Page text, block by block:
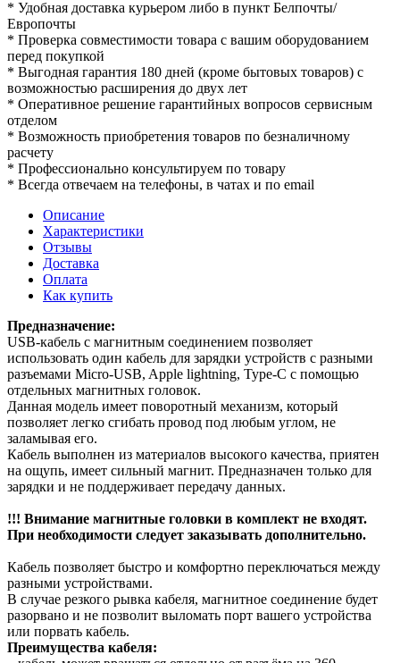
* Удобная доставка курьером либо в пункт Белпочты/
Европочты
* Проверка совместимости товара с вашим оборудованием
перед покупкой
* Выгодная гарантия 180 дней (кроме бытовых товаров) с
возможностью расширения до двух лет
* Оперативное решение гарантийных вопросов сервисным
отделом
* Возможность приобретения товаров по безналичному
расчету
* Профессионально консультируем по товару
* Всегда отвечаем на телефоны, в чатах и по email
Описание
Характеристики
Отзывы
Доставка
Оплата
Как купить
Предназначение:
USB-кабель с магнитным соединением позволяет
использовать один кабель для зарядки устройств с разными
разъемами Micro-USB, Apple lightning, Type-C с помощью
отдельных магнитных головок.
Данная модель имеет поворотный механизм, который
позволяет легко сгибать провод под любым углом, не
заламывая его.
Кабель выполнен из материалов высокого качества, приятен
на ощупь, имеет сильный магнит. Предназначен только для
зарядки и не поддерживает передачу данных.
!!! Внимание магнитные головки в комплект не входят.
При необходимости следует заказывать дополнительно.
Кабель позволяет быстро и комфортно переключаться между
разными устройствами.
В случае резкого рывка кабеля, магнитное соединение будет
разорвано и не позволит выломать порт вашего устройства
или порвать кабель.
Преимущества кабеля: